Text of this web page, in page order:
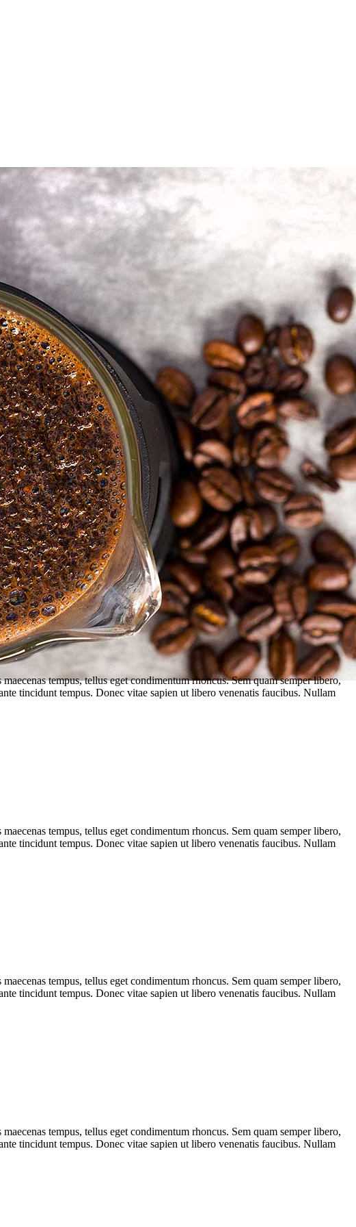
tempus, tellus eget condimentum rhoncus. Sem quam semper libero,
tincidunt tempus. Donec vitae sapien ut libero venenatis faucibus. Nullam
tempus, tellus eget condimentum rhoncus. Sem quam semper libero,
tincidunt tempus. Donec vitae sapien ut libero venenatis faucibus. Nullam
tempus, tellus eget condimentum rhoncus. Sem quam semper libero,
tincidunt tempus. Donec vitae sapien ut libero venenatis faucibus. Nullam
tempus, tellus eget condimentum rhoncus. Sem quam semper libero,
tincidunt tempus. Donec vitae sapien ut libero venenatis faucibus. Nullam